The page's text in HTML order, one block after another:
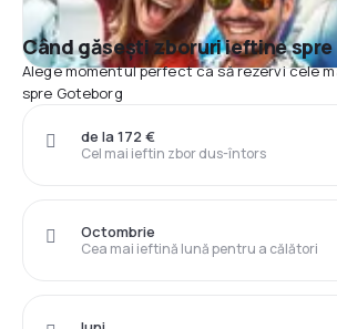
Când găsești zboruri ieftine
Alege momentul perfect ca să rezervi cele
spre Goteborg
Cel mai ieftin zbor dus-întors
de la 172 €
Cea mai ieftină lună pentru a călători
Octombrie